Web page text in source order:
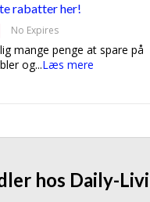
rabatter her!
No Expires
mange penge at spare på
og...Læs mere
hos Daily-